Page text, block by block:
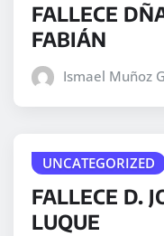
FALLECE
FABIÁN
Ismael Muñoz
UNCATEGORIZED
FALLECE D.
LUQUE